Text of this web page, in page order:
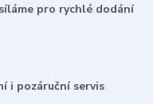
pro rychlé dodání
i pozáruční servis